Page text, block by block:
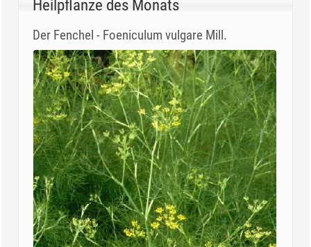
Heilpflanze des Monats
Der Fenchel - Foeniculum vulgare Mill.